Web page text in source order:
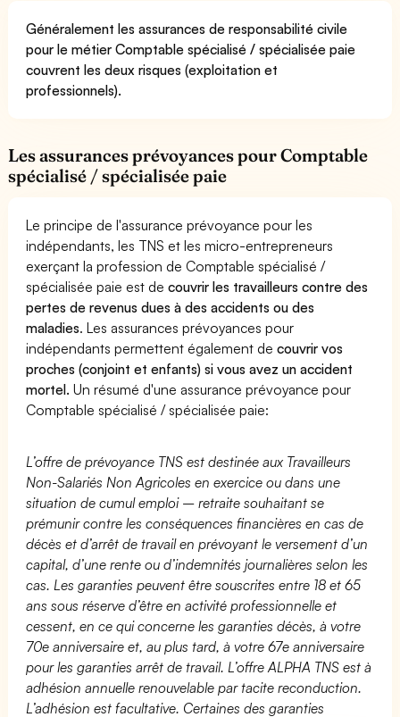
Généralement les assurances de responsabilité civile
pour le métier Comptable spécialisé / spécialisée paie
couvrent les deux risques (exploitation et
professionnels).
Les assurances prévoyances pour Comptable
spécialisé / spécialisée paie
Le principe de l'assurance prévoyance pour les
indépendants, les TNS et les micro-entrepreneurs
exerçant la profession de Comptable spécialisé /
spécialisée paie est decouvrir les travailleurs contre des
pertes de revenus dues à des accidents ou des
maladies. Les assurances prévoyances pour
indépendants permettent également decouvrir vos
proches (conjoint et enfants) si vous avez un accident
mortel. Un résumé d'une assurance prévoyance pour
Comptable spécialisé / spécialisée paie:
L’offre de prévoyance TNS est destinée aux Travailleurs
Non-Salariés Non Agricoles en exercice ou dans une
situation de cumul emploi – retraite souhaitant se
prémunir contre les conséquences financières en cas de
décès et d’arrêt de travail en prévoyant le versement d’un
capital, d’une rente ou d’indemnités journalières selon les
cas. Les garanties peuvent être souscrites entre 18 et 65
ans sous réserve d’être en activité professionnelle et
cessent, en ce qui concerne les garanties décès, à votre
70e anniversaire et, au plus tard, à votre 67e anniversaire
pour les garanties arrêt de travail. L’offre ALPHA TNS est à
adhésion annuelle renouvelable par tacite reconduction.
L’adhésion est facultative. Certaines des garanties